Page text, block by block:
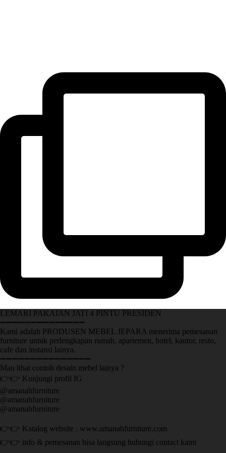
LEMARI PAKAIAN JATI 4 PINTU PRESIDEN
➖➖➖➖➖➖➖➖➖➖➖➖➖➖
Kami adalah PRODUSEN MEBEL JEPARA menerima pemesanan
furniture untuk perlengkapan rumah, apartemen, hotel, kantor, resto,
cafe dan instansi lainya.
➖➖➖➖➖➖➖➖➖➖➖➖➖➖➖
Mau lihat contoh desain mebel lainya ?
👉👉 Kunjungi profil IG
@amanahfurniture
@amanahfurniture
@amanahfurniture
👉👉 Katalog website : www.amanahfurniture.com
👉👉 info & pemesanan bisa langsung hubungi contact kami